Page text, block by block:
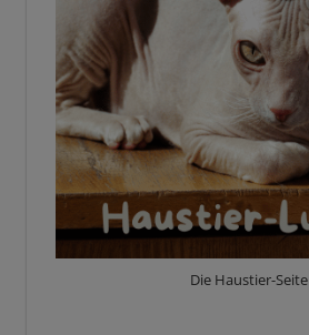
Die Haustier-Seite